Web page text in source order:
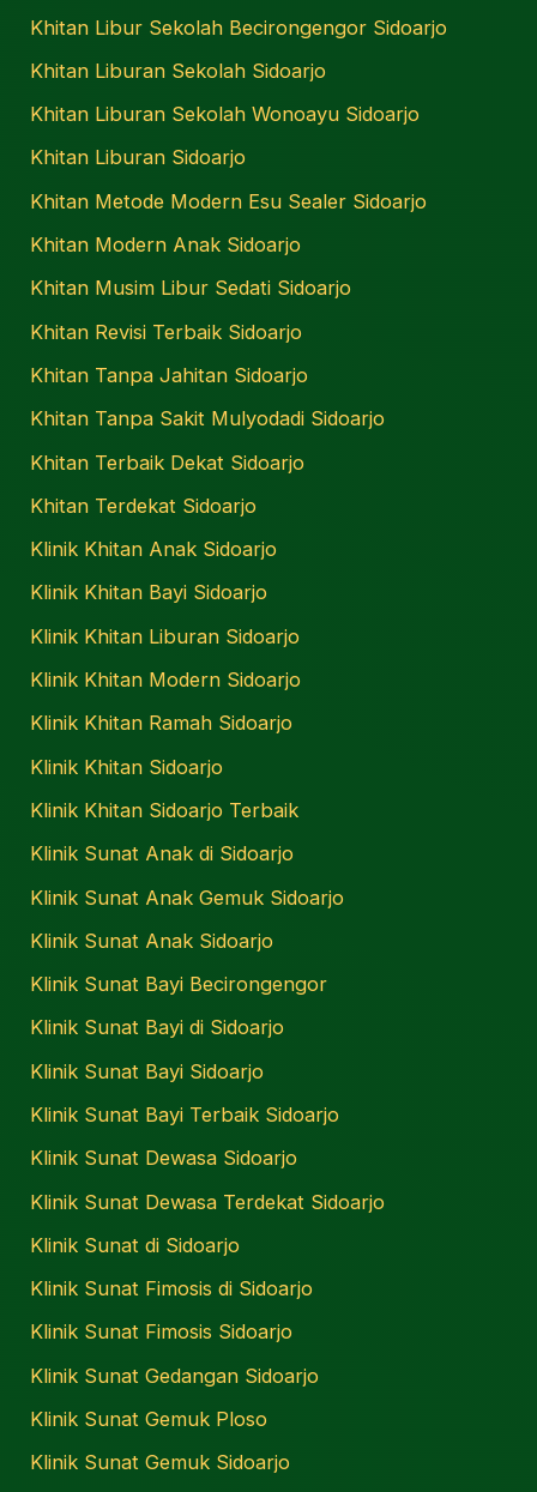
Khitan Libur Sekolah Becirongengor Sidoarjo
Khitan Liburan Sekolah Sidoarjo
Khitan Liburan Sekolah Wonoayu Sidoarjo
Khitan Liburan Sidoarjo
Khitan Metode Modern Esu Sealer Sidoarjo
Khitan Modern Anak Sidoarjo
Khitan Musim Libur Sedati Sidoarjo
Khitan Revisi Terbaik Sidoarjo
Khitan Tanpa Jahitan Sidoarjo
Khitan Tanpa Sakit Mulyodadi Sidoarjo
Khitan Terbaik Dekat Sidoarjo
Khitan Terdekat Sidoarjo
Klinik Khitan Anak Sidoarjo
Klinik Khitan Bayi Sidoarjo
Klinik Khitan Liburan Sidoarjo
Klinik Khitan Modern Sidoarjo
Klinik Khitan Ramah Sidoarjo
Klinik Khitan Sidoarjo
Klinik Khitan Sidoarjo Terbaik
Klinik Sunat Anak di Sidoarjo
Klinik Sunat Anak Gemuk Sidoarjo
Klinik Sunat Anak Sidoarjo
Klinik Sunat Bayi Becirongengor
Klinik Sunat Bayi di Sidoarjo
Klinik Sunat Bayi Sidoarjo
Klinik Sunat Bayi Terbaik Sidoarjo
Klinik Sunat Dewasa Sidoarjo
Klinik Sunat Dewasa Terdekat Sidoarjo
Klinik Sunat di Sidoarjo
Klinik Sunat Fimosis di Sidoarjo
Klinik Sunat Fimosis Sidoarjo
Klinik Sunat Gedangan Sidoarjo
Klinik Sunat Gemuk Ploso
Klinik Sunat Gemuk Sidoarjo